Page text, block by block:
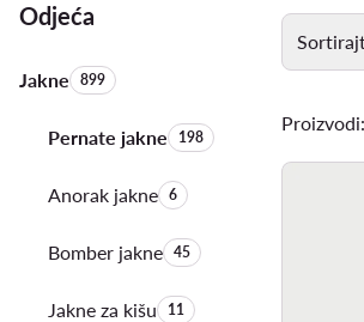
Odjeća
JakneKoličina proizvoda:
899
Pernate jakneKoličina proizvoda:
198
Anorak jakneKoličina proizvoda:
6
Bomber jakneKoličina proizvoda:
45
Jakne za kišuKoličina proizvoda:
11